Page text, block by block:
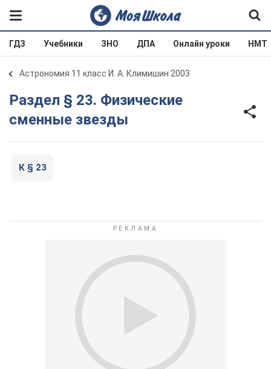
ГДЗ Учебники ЗНО ДПА Онлайн уроки НМТ
Астрономия 11 класс И. А. Климишин 2003
Раздел § 23. Физические
сменные звезды
К § 23